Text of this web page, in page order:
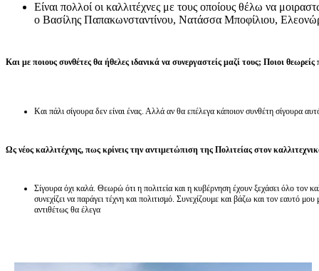
Είναι πολλοί οι καλλιτέχνες με τους οποίους θέλω να
ο Βασίλης Παπακωνσταντίνου, Νατάσσα Μποφίλιου,
Και με ποιους συνθέτες θα ήθελες ιδανικά να συνεργαστείς μαζί τους; Ποιοι
Και πάλι σίγουρα δεν είναι ένας. Αλλά αν θα επέλεγα κάποιον συνθέτη σίγουρα
Ως νέος καλλιτέχνης, πως κρίνεις την αντιμετώπιση της Πολιτείας στον
Σίγουρα όχι καλά. Θεωρώ ότι η πολιτεία και η κυβέρνηση έχουν ξεχάσει όλο τον
συνεχίζει να παράγει τέχνη και πολιτισμό. Συνεχίζουμε και βάζω και τον εαυτό
αντιθέτως θα έλεγα